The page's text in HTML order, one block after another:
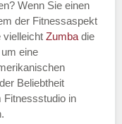
Wenn Sie einen
der Fitnessaspekt
vielleicht Zumba die
eine
Beliebtheit
Fitnessstudio in